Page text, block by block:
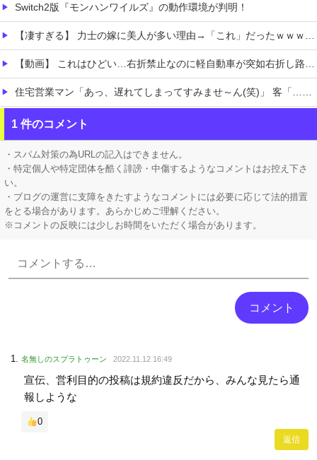
Switch2版『モンハンワイルズ』の動作環境が判明！
【凄すぎる】 力士の嫁に美人が多い理由→「これ」だったｗｗｗｗｗｗｗ
【動画】 これはひどい…右折禁止なのに軽自動車が突如右折し路面電車と衝突→乗ってた三人組が車を捨て逃走ｗｗｗｗｗｗ
住宅営業マン「あっ、遅れてしまってすみませ～ん(笑)」 客「…今日、契約日ですよね？」→こうなるｗｗｗ
【ホロライブ】 これはこれでちょっと裏来いよに見える
【にじさんじ】 レヴィちゃん、3Dライブ「人間燦歌」開催決定！ゲスト8名も発表『歌うまバイキングなゲストや』【8/18(火)21:00】
1 件のコメント
・スパム対策の為URLの記入はできません。
・特定個人や特定団体を酷く誹謗・中傷するようなコメントはお控え下さ
い。
・ブログの運営に支障をきたすようなコメントには必要に応じて法的措置
をとる場合があります。あらかじめご理解ください。
※コメントの反映には少しお時間をいただく場合があります。
名無しのスプラトゥーン 2022.11.12 16:49
宣伝、営利目的の投稿は規約違反だから、みんな見たら通
報しような
0
返信